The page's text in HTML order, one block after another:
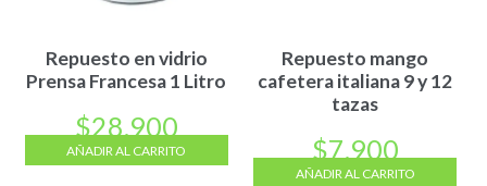
Repuesto en vidrio
Prensa Francesa 1 Litro
$28.900
AÑADIR AL CARRITO
Repuesto mango
cafetera italiana 9 y 12
tazas
$7.900
AÑADIR AL CARRITO